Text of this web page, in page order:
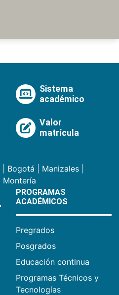
Sistema
académico
Valor
matrícula
Bogotá Manizales
Montería
PROGRAMAS
ACADÉMICOS
Pregrados
Posgrados
Educación continua
Programas Técnicos y
Tecnologías